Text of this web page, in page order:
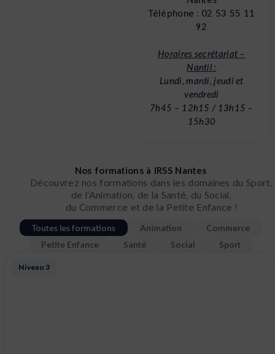
Téléphone : 02 53 55 11
92
Horaires secrétariat –
Nantil :
Lundi, mardi, jeudi et
vendredi
7h45 – 12h15 / 13h15 –
15h30
Nos formations à IRSS Nantes
Découvrez nos formations dans les domaines du Sport,
de l’Animation, de la Santé, du Social,
du Commerce et de la Petite Enfance !
Animation
Commerce
Petite Enfance
Santé Social Sport
Toutes les formations
Niveau 3